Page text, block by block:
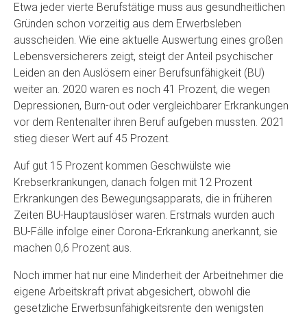
Etwa jeder vierte Berufstätige muss aus gesundheitlichen
Gründen schon vorzeitig aus dem Erwerbsleben
ausscheiden. Wie eine aktuelle Auswertung eines großen
Lebensversicherers zeigt, steigt der Anteil psychischer
Leiden an den Auslösern einer Berufsunfähigkeit (BU)
weiter an. 2020 waren es noch 41 Prozent, die wegen
Depressionen, Burn-out oder vergleichbarer Erkrankungen
vor dem Rentenalter ihren Beruf aufgeben mussten. 2021
stieg dieser Wert auf 45 Prozent.
Auf gut 15 Prozent kommen Geschwülste wie
Krebserkrankungen, danach folgen mit 12 Prozent
Erkrankungen des Bewegungsapparats, die in früheren
Zeiten BU-Hauptauslöser waren. Erstmals wurden auch
BU-Fälle infolge einer Corona-Erkrankung anerkannt, sie
machen 0,6 Prozent aus.
Noch immer hat nur eine Minderheit der Arbeitnehmer die
eigene Arbeitskraft privat abgesichert, obwohl die
gesetzliche Erwerbsunfähigkeitsrente den wenigsten